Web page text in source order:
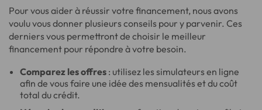
Pour vous aider à réussir votre financement, nous avons
voulu vous donner plusieurs conseils pour y parvenir. Ces
derniers vous permettront de choisir le meilleur
financement pour répondre à votre besoin.
Comparez les offres : utilisez les simulateurs en ligne
afin de vous faire une idée des mensualités et du coût
total du crédit.